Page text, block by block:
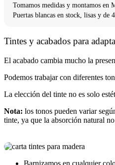
Tomamos medidas y montamos en
Puertas blancas en stock, lisas y de
Tintes y acabados para
El acabado cambia mucho la
Podemos trabajar con diferentes
La elección del tinte no es solo
Nota: los tonos pueden variar
tinte, ya que la absorción natural